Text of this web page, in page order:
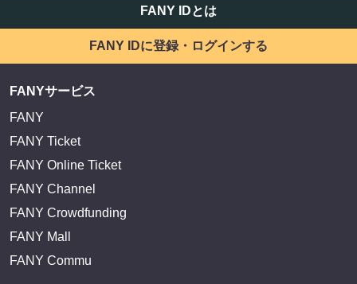
FANY IDとは
FANY IDに登録・ログインする
FANYサービス
FANY
FANY Ticket
FANY Online Ticket
FANY Channel
FANY Crowdfunding
FANY Mall
FANY Commu